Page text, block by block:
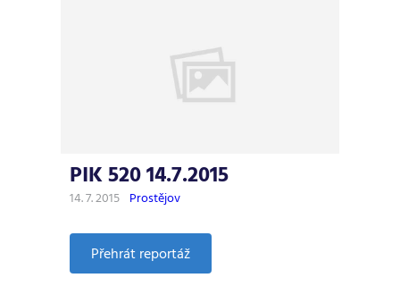
PIK 520 14.7.2015
14. 7. 2015 Prostějov
Přehrát reportáž:
PIK